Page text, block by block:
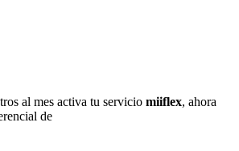
al mes activa tu servicio miiflex, ahora
de